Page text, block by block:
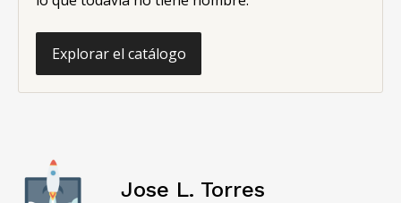
Explorar el catálogo
Jose L. Torres